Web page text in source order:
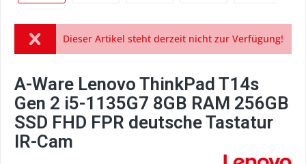
Dieser Artikel steht derzeit nicht zur Verfügung!
A-Ware Lenovo ThinkPad T14s
Gen 2 i5-1135G7 8GB RAM 256GB
SSD FHD FPR deutsche Tastatur
IR-Cam